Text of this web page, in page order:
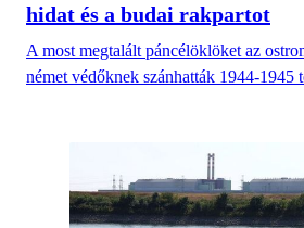
hidat és a budai rakpartot
A most megtalált páncélöklöket az
német védőknek szánhatták 1944-1945